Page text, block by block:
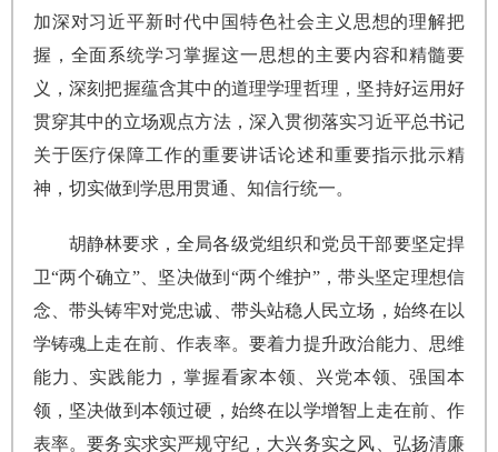
加深对习近平新时代中国特色社会主义思想的理解把
握，全面系统学习掌握这一思想的主要内容和精髓要
义，深刻把握蕴含其中的道理学理哲理，坚持好运用好
贯穿其中的立场观点方法，深入贯彻落实习近平总书记
关于医疗保障工作的重要讲话论述和重要指示批示精
神，切实做到学思用贯通、知信行统一。
胡静林要求，全局各级党组织和党员干部要坚定捍
卫“两个确立”、坚决做到“两个维护”，带头坚定理想信
念、带头铸牢对党忠诚、带头站稳人民立场，始终在以
学铸魂上走在前、作表率。要着力提升政治能力、思维
能力、实践能力，掌握看家本领、兴党本领、强国本
领，坚决做到本领过硬，始终在以学增智上走在前、作
表率。要务实求实严规守纪，大兴务实之风、弘扬清廉